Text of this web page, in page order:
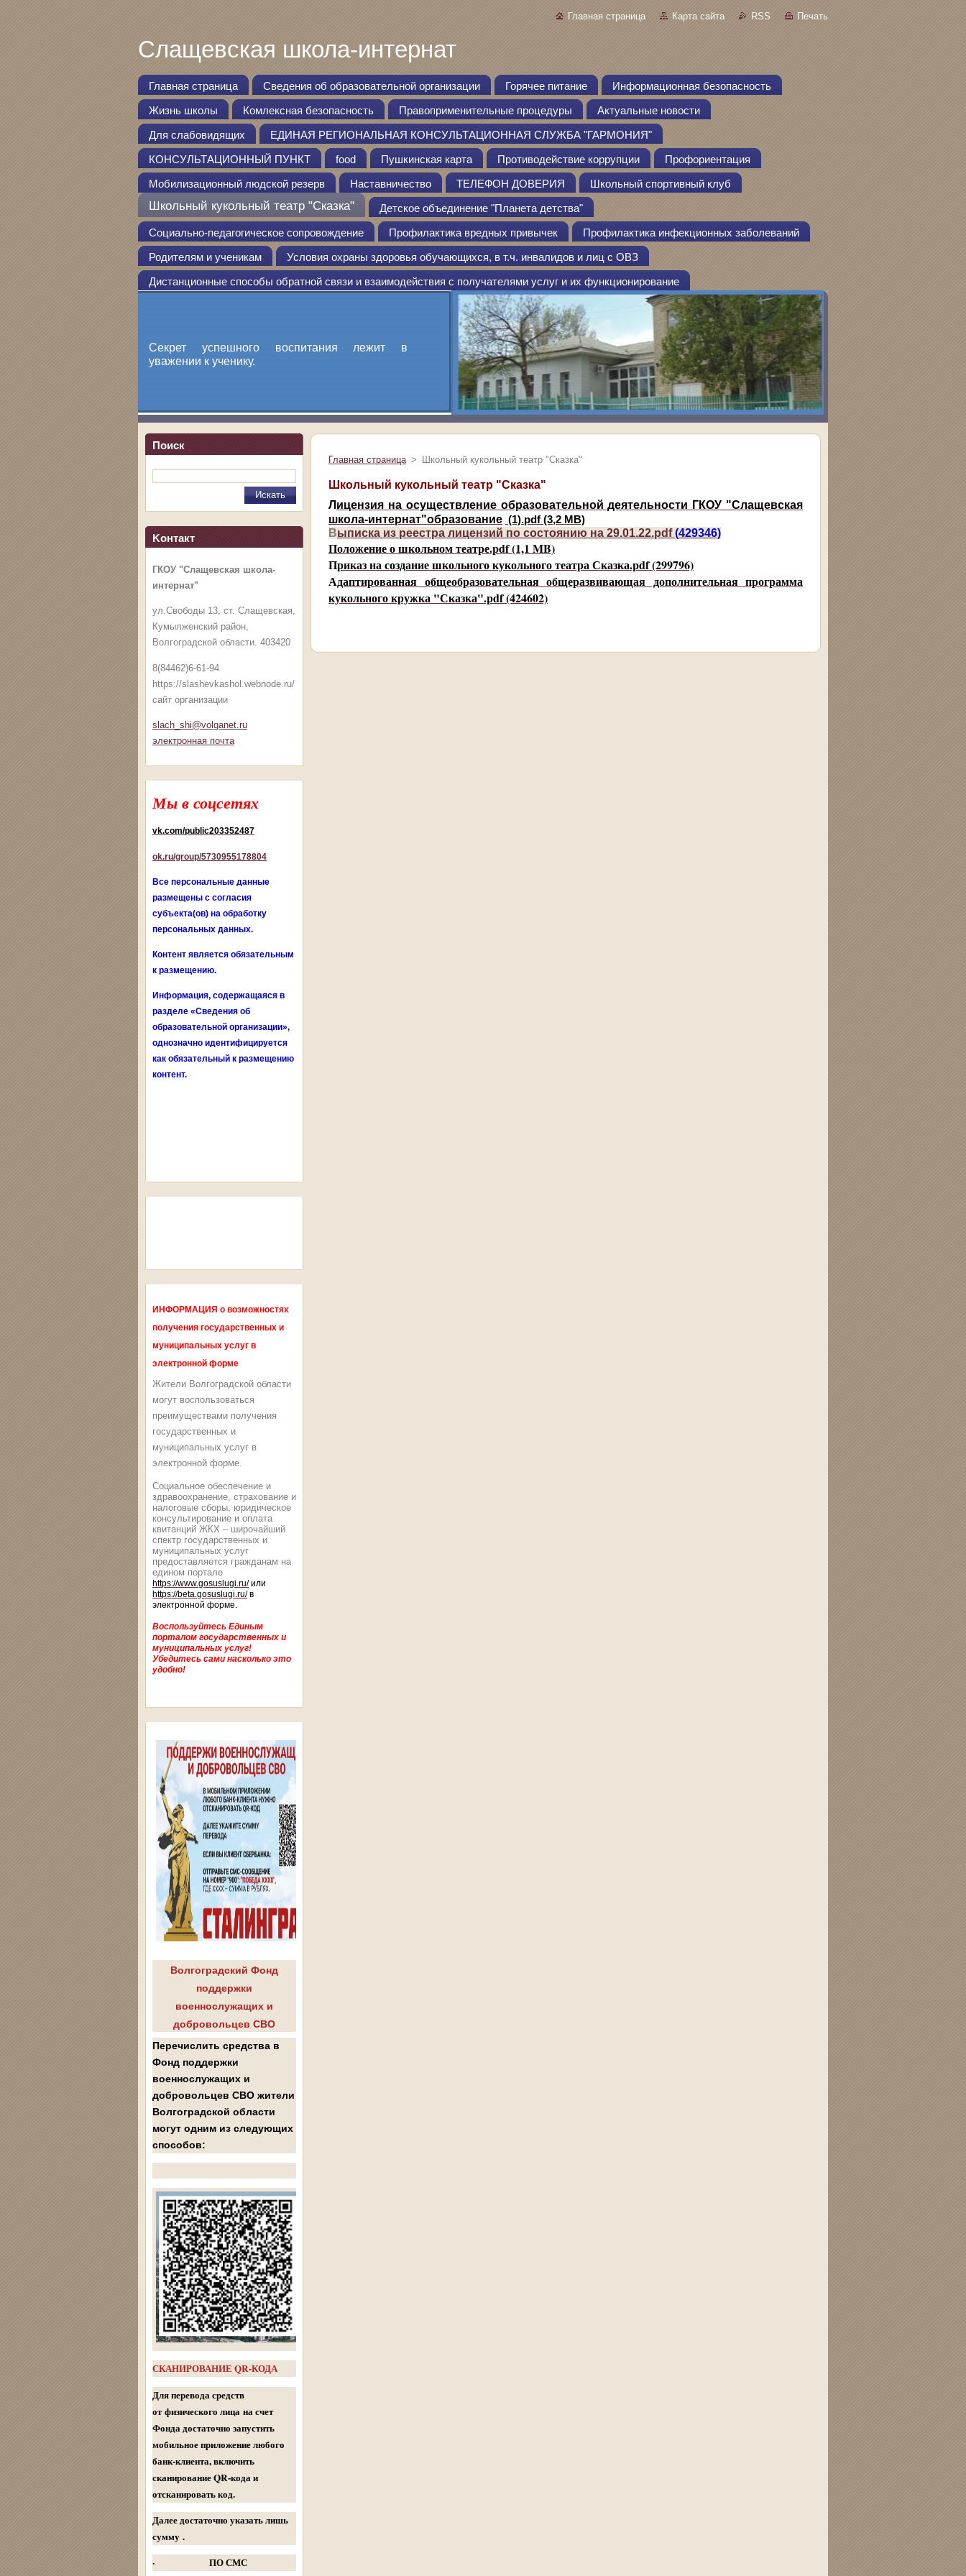
Главная страница Карта сайта RSS Печать
Слащевская школа-интернат
Главная страница Сведения об образовательной организации Горячее питание Информационная безопасность
Жизнь школы Комлексная безопасность Правоприменительные процедуры Актуальные новости
Для слабовидящих ЕДИНАЯ РЕГИОНАЛЬНАЯ КОНСУЛЬТАЦИОННАЯ СЛУЖБА "ГАРМОНИЯ"
КОНСУЛЬТАЦИОННЫЙ ПУНКТ food Пушкинская карта Противодействие коррупции Профориентация
Мобилизационный людской резерв Наставничество ТЕЛЕФОН ДОВЕРИЯ Школьный спортивный клуб
Школьный кукольный театр "Сказка" Детское объединение "Планета детства"
Социально-педагогическое сопровождение Профилактика вредных привычек Профилактика инфекционных заболеваний
Родителям и ученикам Условия охраны здоровья обучающихся, в т.ч. инвалидов и лиц с ОВЗ
Дистанционные способы обратной связи и взаимодействия с получателями услуг и их функционирование
Секрет успешного воспитания лежит в
уважении к ученику.
Поиск
Koнтакт
ГКОУ "Слащевская школа-
интернат"
ул.Свободы 13, ст. Слащевская,
Кумылженский район,
Волгоградской области. 403420
8(84462)6-61-94
https://slashevkashol.webnode.ru/
сайт организации
slach_shi@volganet.ru
электронная почта
Мы в соцсетях
vk.com/public203352487
ok.ru/group/5730955178804
Все персональные данные
размещены с согласия
субъекта(ов) на обработку
персональных данных.
Контент является обязательным
к размещению.
Информация, содержащаяся в
разделе «Сведения об
образовательной организации»,
однозначно идентифицируется
как обязательный к размещению
контент.
ИНФОРМАЦИЯ о возможностях
получения государственных и
муниципальных услуг в
электронной форме
Жители Волгоградской области
могут воспользоваться
преимуществами получения
государственных и
муниципальных услуг в
электронной форме.
Социальное обеспечение и
здравоохранение, страхование и
налоговые сборы, юридическое
консультирование и оплата
квитанций ЖКХ – широчайший
спектр государственных и
муниципальных услуг
предоставляется гражданам на
едином портале
https://www.gosuslugi.ru/или
https://beta.gosuslugi.ru/в
электронной форме.
Воспользуйтесь Единым
порталом государственных и
муниципальных услуг!
Убедитесь сами насколько это
удобно!
Волгоградский Фонд
поддержки
военнослужащих и
добровольцев СВО
Перечислить средства в
Фонд поддержки
военнослужащих и
добровольцев СВО жители
Волгоградской области
могут одним из следующих
способов:
СКАНИРОВАНИЕ QR-КОДА
Для перевода средств
от физического лица на счет
Фонда достаточно запустить
мобильное приложение любого
банк-клиента, включить
сканирование QR-кода и
отсканировать код.
Далее достаточно указать лишь
сумму .
· ПО СМС
Главная страница > Школьный кукольный театр "Сказка"
Школьный кукольный театр "Сказка"
Л ицензия на осуществление образовательной деятельности ГКОУ "Слащевская
школа-интернат"образование (1).pdf (3,2 MB)
Выписка из реестра лицензий по состоянию на 29.01.22.pdf(429346)
Положение о школьном театре.pdf (1,1 MB)
Приказ на создание школьного кукольного театра Сказка.pdf (299796)
Адаптированная общеобразовательная общеразвивающая дополнительная программа
кукольного кружка "Сказка".pdf (424602)